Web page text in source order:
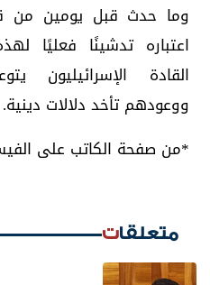
‏وما حدث قبل يومين من
اعتباره تدشينًا فعليًا
القادة الإسرائيليون
ووعودهم تأخد دلالات دينية.
*من صفحة الكاتب على
متعلقات